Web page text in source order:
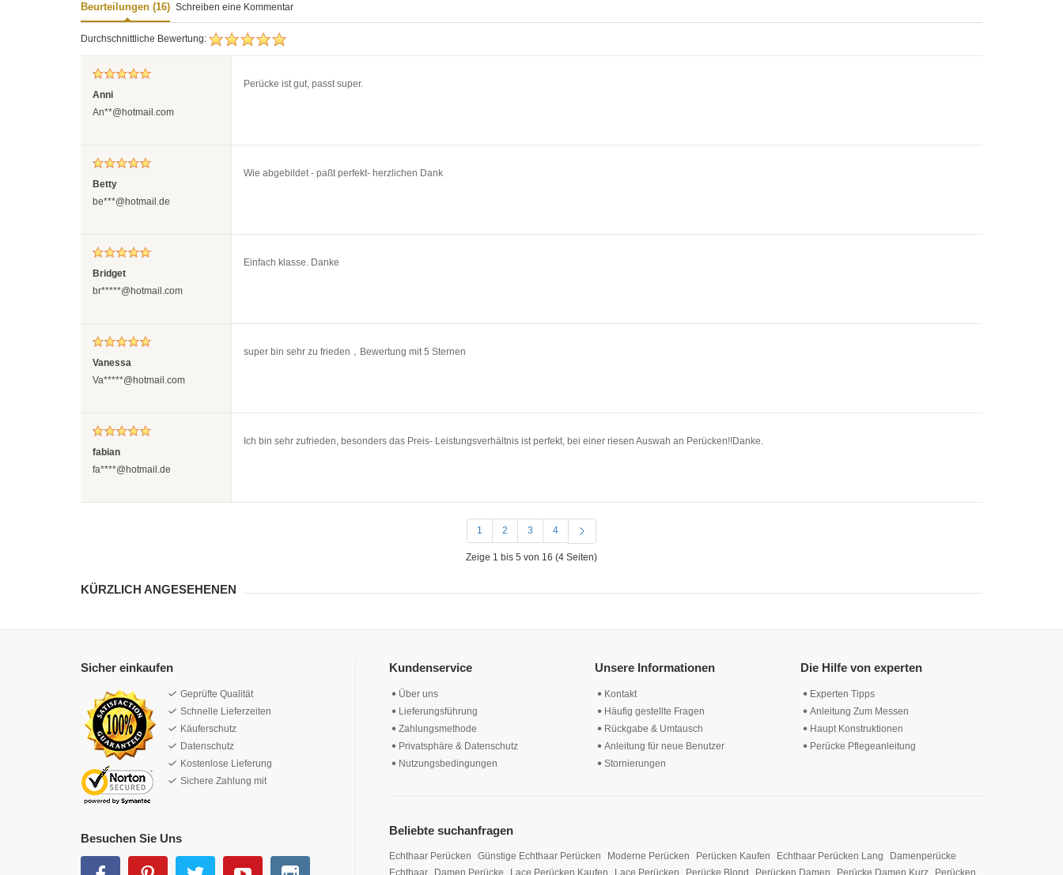
Beurteilungen (16) Schreiben eine Kommentar
Durchschnittliche Bewertung:
Anni
An**@hotmail.com
Perücke ist gut, passt super.
Betty
be***@hotmail.de
Wie abgebildet - paßt perfekt- herzlichen Dank
Bridget
br*****@hotmail.com
Einfach klasse. Danke
Vanessa
Va*****@hotmail.com
super bin sehr zu frieden，Bewertung mit 5 Sternen
fabian
fa****@hotmail.de
Ich bin sehr zufrieden, besonders das Preis- Leistungsverhältnis ist perfekt, bei einer riesen Auswah an Perücken!!Danke.
1 2 3 4
Zeige 1 bis 5 von 16 (4 Seiten)
KÜRZLICH ANGESEHENEN
Kundenservice
Über uns
Lieferungsführung
Zahlungsmethode
Privatsphäre & Datenschutz
Nutzungsbedingungen
Unsere Informationen
Kontakt
Häufig gestellte Fragen
Rückgabe & Umtausch
Anleitung für neue Benutzer
Stornierungen
Die Hilfe von experten
Experten Tipps
Anleitung Zum Messen
Haupt Konstruktionen
Perücke Pflegeanleitung
Beliebte suchanfragen
Echthaar Perücken Günstige Echthaar Perücken Moderne Perücken Perücken Kaufen Echthaar Perücken Lang
Damenperücke
Echthaar
Damen Perücke Lace Perücken Kaufen Lace Perücken Perücke Blond Perücken Damen Perücke Damen Kurz Perücken
Sicher einkaufen
Geprüfte Qualität
Schnelle Lieferzeiten
Käuferschutz
Datenschutz
Kostenlose Lieferung
Sichere Zahlung mit
Besuchen Sie Uns